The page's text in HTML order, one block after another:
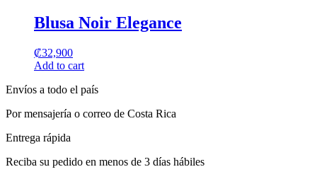
chosen
on
the
product
page
has
multiple
The
options
be
chosen
on
the
product
page
Blusa Noir Elegance
₡32,900
Add to cart
Envíos a todo el país
Por mensajería o correo de Costa Rica
Entrega rápida
Reciba su pedido en menos de 3 días hábiles